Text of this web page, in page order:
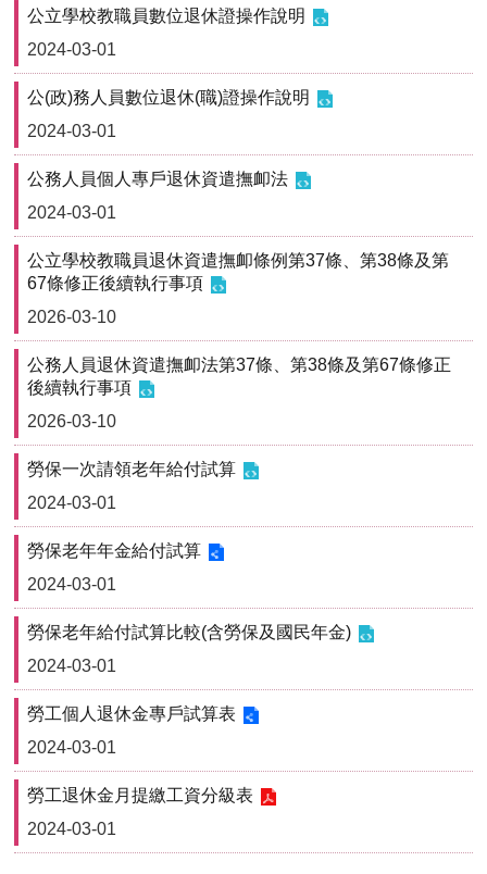
English
公立學校教職員數位退休證操作說明
2024-03-01
公(政)務人員數位退休(職)證操作說明
2024-03-01
公務人員個人專戶退休資遣撫卹法
2024-03-01
公立學校教職員退休資遣撫卹條例第37條、第38條及第
67條修正後續執行事項
2026-03-10
公務人員退休資遣撫卹法第37條、第38條及第67條修正
後續執行事項
2026-03-10
勞保一次請領老年給付試算
2024-03-01
勞保老年年金給付試算
2024-03-01
勞保老年給付試算比較(含勞保及國民年金)
2024-03-01
勞工個人退休金專戶試算表
2024-03-01
勞工退休金月提繳工資分級表
2024-03-01